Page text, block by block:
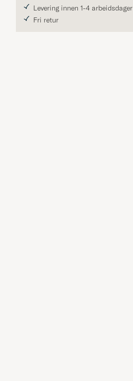
Levering innen 1-4 arbeidsdager
Fri retur